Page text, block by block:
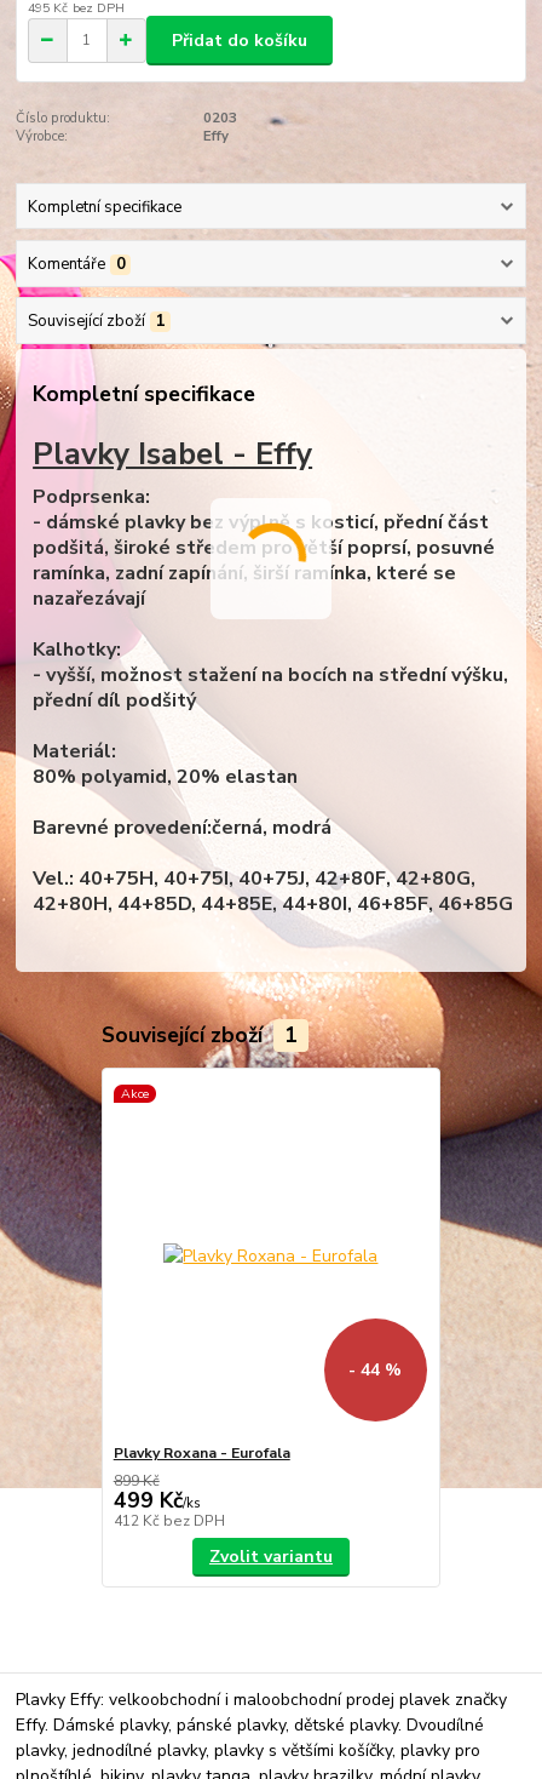
495 Kč bez DPH
Přidat do košíku
Číslo produktu:
0203
Výrobce:
Effy
Kompletní specifikace
Komentáře 0
Související zboží 1
Kompletní specifikace
Plavky Isabel - Effy
Podprsenka:
- dámské plavky bez výplně s kosticí, přední část
podšitá, široké středem pro větší poprsí, posuvné
ramínka, zadní zapínání, širší ramínka, které se
nazařezávají
Kalhotky:
- vyšší, možnost stažení na bocích na střední výšku,
přední díl podšitý
Materiál:
80% polyamid, 20% elastan
Barevné provedení:černá, modrá
Vel.: 40+75H, 40+75I, 40+75J, 42+80F, 42+80G,
42+80H, 44+85D, 44+85E, 44+80I, 46+85F, 46+85G
Související zboží 1
Akce
- 44 %
Plavky Roxana - Eurofala
899 Kč
499 Kč/ks
412 Kč bez DPH
Zvolit variantu
Plavky Effy: velkoobchodní i maloobchodní prodej plavek značky
Effy. Dámské plavky, pánské plavky, dětské plavky. Dvoudílné
plavky, jednodílné plavky, plavky s většími košíčky, plavky pro